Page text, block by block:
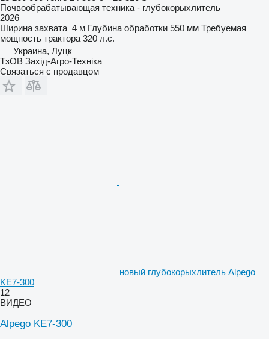
Почвообрабатывающая техника - глубокорыхлитель
2026
Ширина захвата 4 м Глубина обработки 550 мм Требуемая
мощность трактора 320 л.с.
Украина, Луцк
ТзОВ Захід-Агро-Техніка
Связаться с продавцом
новый глубокорыхлитель Alpego
KE7-300
12
ВИДЕО
Alpego KE7-300